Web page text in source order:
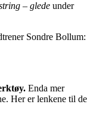
– glede under
Sondre Bollum:
Enda mer
Her er lenkene til de